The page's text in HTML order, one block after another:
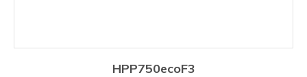
HPP750ecoF3